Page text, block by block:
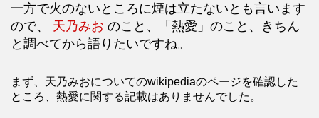
一方で火のないところに煙は立たないとも言います
ので、 天乃みお のこと、「熱愛」のこと、きちん
と調べてから語りたいですね。
まず、天乃みおについてのwikipediaのページを確認した
ところ、熱愛に関する記載はありませんでした。